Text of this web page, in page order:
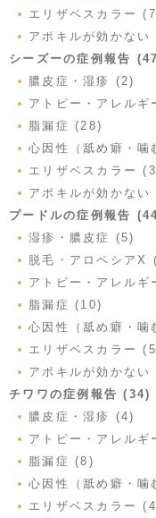
エリザベスカラー
アポキルが効かない
シーズーの症例報告
膿皮症・湿疹 (2)
アトピー・アレル
脂漏症 (28)
心因性（舐め癖・
エリザベスカラー
アポキルが効かない
プードルの症例報告
湿疹・膿皮症 (5)
脱毛・アロペシアX
アトピー・アレル
脂漏症 (10)
心因性（舐め癖・
エリザベスカラー
アポキルが効かない
チワワの症例報告 (34)
膿皮症・湿疹 (4)
アトピー・アレル
脂漏症 (8)
心因性（舐め癖・
エリザベスカラー